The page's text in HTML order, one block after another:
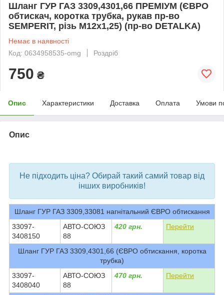
Шланг ГУР ГАЗ 3309,4301,66 ПРЕМІУМ (ЄВРО
обтискач, коротка трубка, рукав пр-во
SEMPERIT, різь М12х1,25) (пр-во DETALKA)
Немає в наявності
Код: 0634958535-omg
Роздріб
750 ₴
Опис Характеристики Доставка Оплата Умови
Опис
Не підходить ціна? Обирай такий самий товар від
інших виробників!
Шланг ГУР ГАЗ 3309,33081 нагнітальний ЄВРО обтискання
33097-
3408150
АВТО-СОЮЗ
88
420 грн. Перейти
Шланг ГУР ГАЗ 3309,4301,66 (ЄВРО обтискання, коротка
трубка)
33097-
3408040
АВТО-СОЮЗ
88
470 грн. Перейти